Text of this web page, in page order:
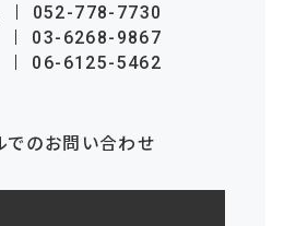
052-778-7730
03-6268-9867
06-6125-5462
でのお問い合わせ